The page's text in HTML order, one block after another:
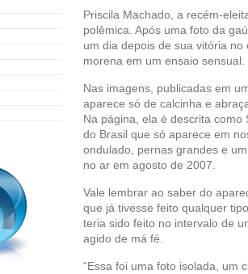
Priscila Machado, a recém-
polêmica. Após uma foto da
um dia depois de sua vitória
morena em um ensaio sensual.
Nas imagens, publicadas em
aparece só de calcinha e
Na página, ela é descrita como
do Brasil que só aparece em
ondulado, pernas grandes e
no ar em agosto de 2007.
Vale lembrar ao saber do
que já tivesse feito qualquer
teria sido feito no intervalo de
agido de má fé.
“Essa foi uma foto isolada, um